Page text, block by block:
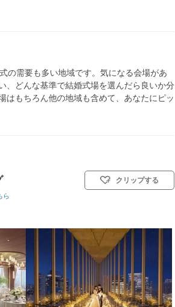
の需要も多い地域です。気になる会場があ
、どんな基準で結婚式場を選んだら良いか分
はもちろん他の地域も含めて、あなたにピッ
教会式(キリスト教式)／人前式
ら
クリップする